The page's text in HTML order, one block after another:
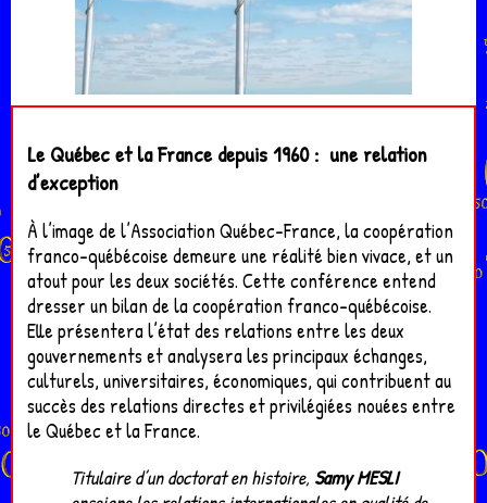
Le Québec et la France depuis 1960 : une relation
d’exception
À l’image de l’Association Québec-France, la coopération
franco-québécoise demeure une réalité bien vivace, et un
atout pour les deux sociétés. Cette conférence entend
dresser un bilan de la coopération franco-québécoise.
Elle présentera l’état des relations entre les deux
gouvernements et analysera les principaux échanges,
culturels, universitaires, économiques, qui contribuent au
succès des relations directes et privilégiées nouées entre
le Québec et la France.
Titulaire d’un doctorat en histoire, Samy MESLI